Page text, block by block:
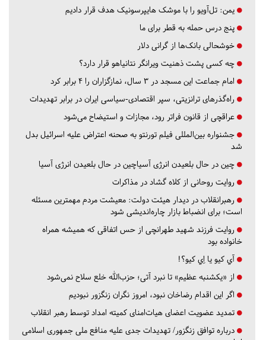
یمن: تل‌آویو را با موشک هایپرسونیک هدف قرار دادیم
پنج درس‌ حمله به قطر برای ما
خوشحالی بانک‌ها از گرانی دلار
چه کسی پشت ذهنیت ویرانگر نتانیاهو قرار دارد؟
امام جماعت این مسجد در ۳ سال، نمازگزاران را ۴ برابر کرد
راه‌گذرهای ترانزیتی، سپر اقتصادی-سیاسی ایران در برابر تهدیدات
عراقچی از قانون فراتر رود، مجازات و استیضاح می‌شود
جشنواره بین‌المللی فیلم تورنتو به صحنه اعتراض علیه اسرائیل بدل
شد
چین در حال بلعیدن انرژی آسیاچین در حال بلعیدن انرژی آسیا
روایت روحانی از کلاه گشاد در مذاکرات
رهبرانقلاب در دیدار هیئت دولت: معیشت مردم مهمترین مسئله
است؛ برای انضباط بازار چاره‌اندیشی شود
روایت فرزند شهید طهرانچی از حس اتفاقی که همیشه همراه
خانواده بود
آي كيو يا اِي كيو؟!
از «یکشنبه عظیم» تا نبرد آتی؛ حزب‌الله خلع سلاح نمی‌شود
اگر این اقدام رضاخان نبود، امروز نگران زنگزور نبودیم
تمدید عضویت اعضای هیات‌امنای کمیته امداد توسط رهبر انقلاب
درباره توافق زنگزور/ تهدیدات جدی علیه منافع ملی جمهوری اسلامی